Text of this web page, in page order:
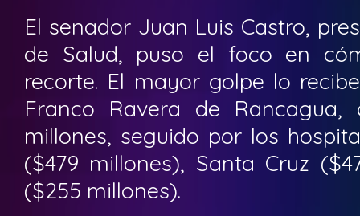
El senador Juan Luis Castro,
de Salud, puso el foco en
recorte. El mayor golpe lo
Franco Ravera de Rancagua,
millones, seguido por los
($479 millones), Santa Cruz
($255 millones).